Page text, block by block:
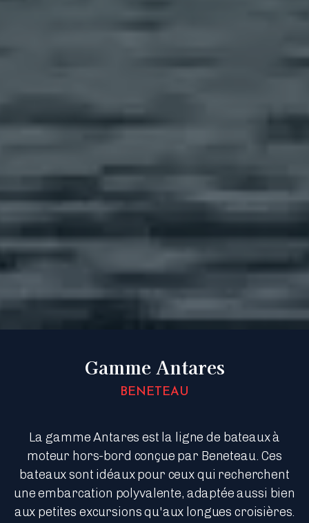
Gamme Antares
BENETEAU
La gamme Antares est la ligne de bateaux à
moteur hors-bord conçue par Beneteau. Ces
bateaux sont idéaux pour ceux qui recherchent
une embarcation polyvalente, adaptée aussi bien
aux petites excursions qu'aux longues croisières.